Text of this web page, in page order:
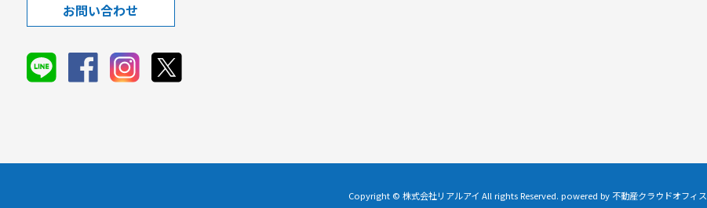
お問い合わせ
Copyright © 株式会社リアルアイ All rights Reserved. powered by 不動産クラウドオフィス